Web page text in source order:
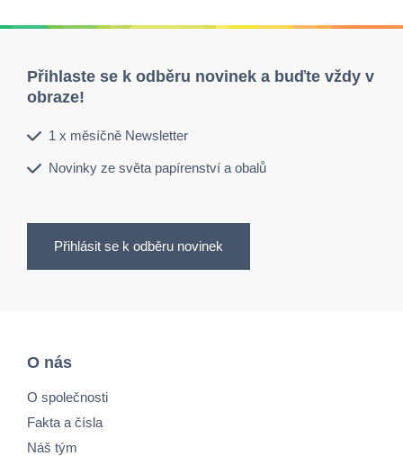
Přihlaste se k odběru novinek a buďte vždy v
obraze!
1 x měsíčně Newsletter
Novinky ze světa papírenství a obalů
Přihlásit se k odběru novinek
O nás
O společnosti
Fakta a čísla
Náš tým